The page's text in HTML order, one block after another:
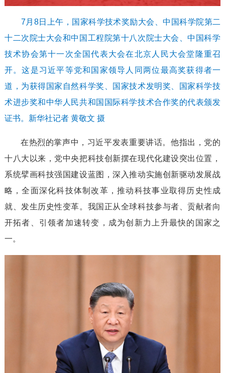
7月8日上午，国家科学技术奖励大会、中国科学院第二
十二次院士大会和中国工程院第十八次院士大会、中国科学
技术协会第十一次全国代表大会在北京人民大会堂隆重召
开。这是习近平等党和国家领导人同两位最高奖获得者一
道，为获得国家自然科学奖、国家技术发明奖、国家科学技
术进步奖和中华人民共和国国际科学技术合作奖的代表颁发
证书。新华社记者 黄敬文 摄
在热烈的掌声中，习近平发表重要讲话。他指出，党的
十八大以来，党中央把科技创新摆在现代化建设突出位置，
系统擘画科技强国建设蓝图，深入推动实施创新驱动发展战
略，全面深化科技体制改革，推动科技事业取得历史性成
就、发生历史性变革。我国正从全球科技参与者、贡献者向
开拓者、引领者加速转变，成为创新力上升最快的国家之
一。